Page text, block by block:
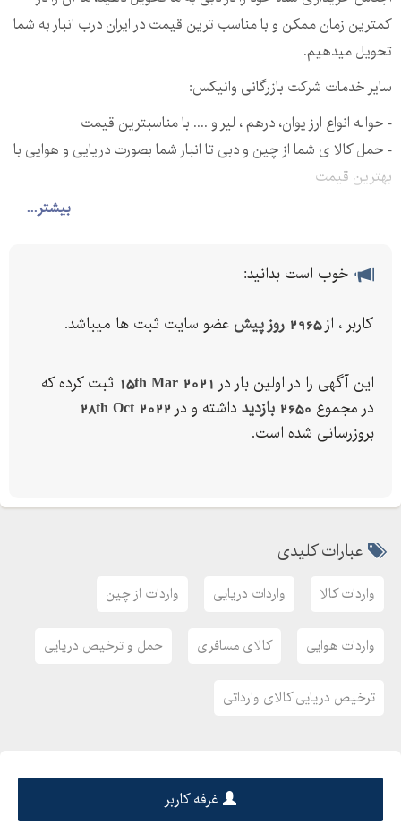
بیشتر...
کمترین زمان ممکن و با مناسب ترین قیمت در ایران درب انبار به شما
تحویل میدهیم.
سایر خدمات شرکت بازرگانی وانیکس:
- حواله انواع ارز یوان، درهم ، لیر و .... با مناسبترین قیمت
- حمل کالا ی شما از چین و دبی تا انبار شما بصورت دریایی و هوایی با
بهترین قیمت
- حمل کالای مسافری و دانشجویی از چین برای حجم کم و چمدانی
جهت کسب اطلاعات بیشتر و دریافت مشاوره رایگان بازرگانی تماس
خوب است بدانید:
کاربر ، از2965 روز پیش عضو سایت ثبت ها میباشد.
این آگهی را در اولین بار در 15th Mar 2021 ثبت کرده که
در مجموع 2650 بازدید داشته و در 28th Oct 2022
بروزرسانی شده است.
عبارات کلیدی
واردات کالا واردات دریایی واردات از چین
واردات هوایی کالای مسافری حمل و ترخیص دریایی
ترخیص دریایی کالای وارداتی
غرفه کاربر